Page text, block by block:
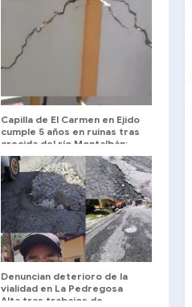
Capilla de El Carmen en Ejido
cumple 5 años en ruinas tras
crecida del río Montalbán:
Comunidad exige atención
inmediata
Denuncian deterioro de la
vialidad en La Pedregosa
Alta tras trabajos de